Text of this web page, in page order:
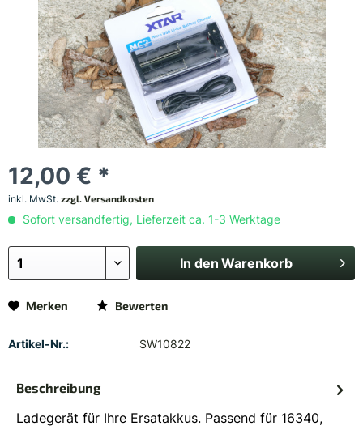
12,00 € *
inkl. MwSt. zzgl. Versandkosten
Sofort versandfertig, Lieferzeit ca. 1-3 Werktage
In den Warenkorb
Merken Bewerten
Artikel-Nr.: SW10822
Beschreibung
Ladegerät für Ihre Ersatakkus. Passend für 16340,